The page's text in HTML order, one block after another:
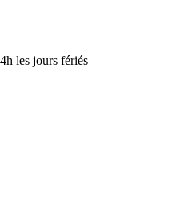
les jours fériés